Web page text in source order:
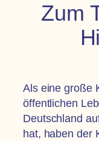
Zum
Als eine große
öffentlichen
Deutschland
hat, haben der